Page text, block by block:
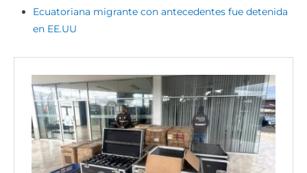
Ecuatoriana migrante con antecedentes fue detenida
en EE.UU